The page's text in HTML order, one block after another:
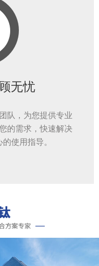
无忧
队，为您提供专业
的需求，快速解决
使用指导。